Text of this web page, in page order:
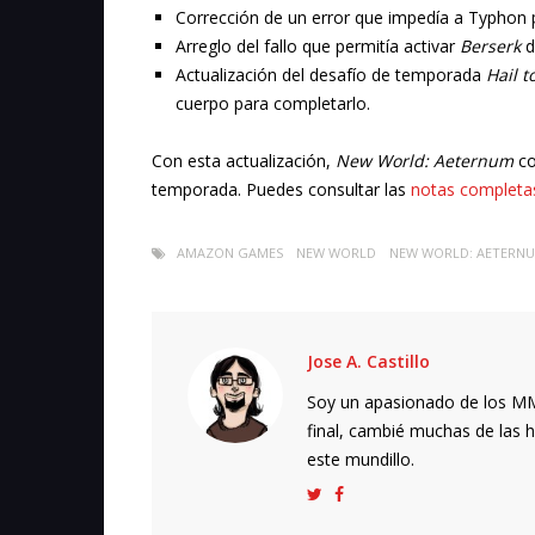
Corrección de un error que impedía a Typhon
Arreglo del fallo que permitía activar Berserk
Actualización del desafío de temporada Hail
cuerpo para completarlo.
Con esta actualización, New World: Aeternum
temporada. Puedes consultar las notas
AMAZON GAMES NEW WORLD NEW WORLD:
Jose A. Castillo
Soy un apasionado de los
final, cambié muchas de las
este mundillo.